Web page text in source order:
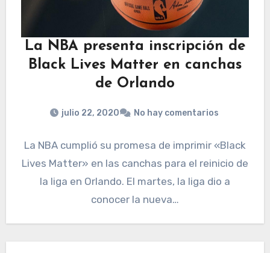
La NBA presenta inscripción de
Black Lives Matter en canchas
de Orlando
julio 22, 2020 No hay comentarios
La NBA cumplió su promesa de imprimir «Black
Lives Matter» en las canchas para el reinicio de
la liga en Orlando. El martes, la liga dio a
conocer la nueva…